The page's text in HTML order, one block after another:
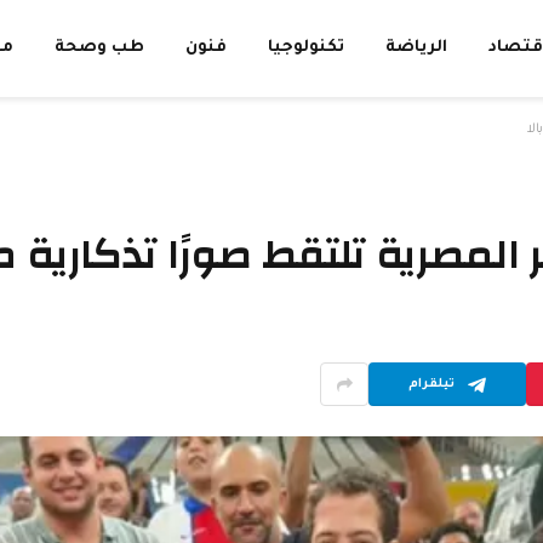
الرياضة تكنولوجيا فنون طب وصحة
تلتقط صورًا تذكارية
تيلقرام